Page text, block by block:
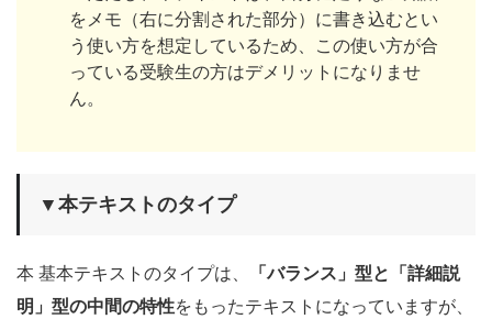
をメモ（右に分割された部分）に書き込むとい
う使い方を想定しているため、この使い方が合
っている受験生の方はデメリットになりませ
ん。
▼本テキストのタイプ
本 基本テキストのタイプは、
「バランス」型と「詳細説
明」型の中間の特性をもったテキストになっていますが、